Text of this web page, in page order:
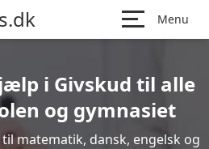
Menu
i Givskud til alle
og gymnasiet
matematik, dansk, engelsk og